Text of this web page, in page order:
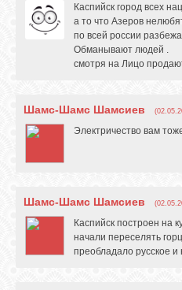
Каспийск город всех
а то что Азеров
по всей россии
Обманывают людей .
смотря на Лицо
Шамс-Шамс Шамсиев
Электричество вам
Шамс-Шамс Шамсиев
Каспийск построен на
начали переселять
преобладало русское и